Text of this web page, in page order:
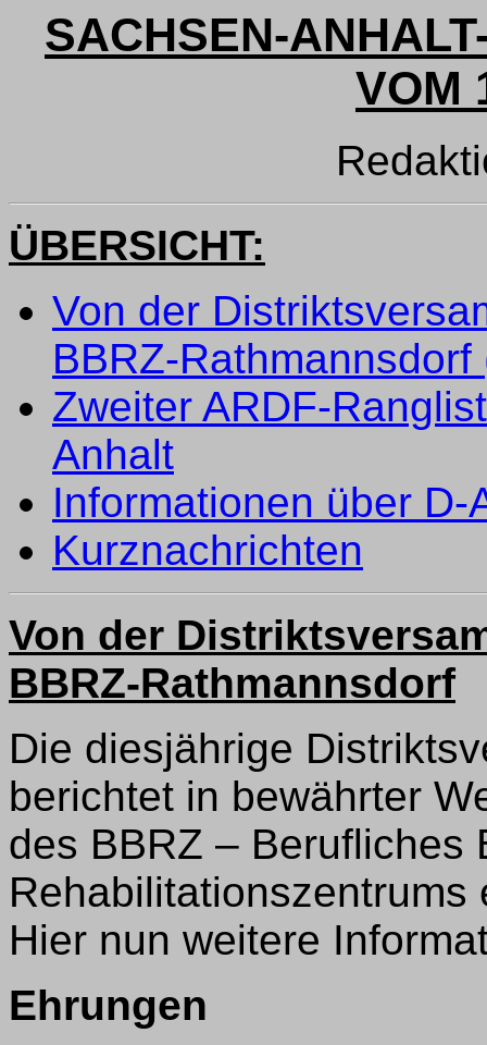
SACHSEN-
VOM
ÜBERSICHT:
Von der
BBRZ-
Zweiter ARDF-
Anhalt
Informationen über
Kurznachrichten
Von der
BBRZ-Rathmannsdorf
Die diesjährige
berichtet in bewährter
des BBRZ – Berufliches
Rehabilitationszentrums
Hier nun weitere
Ehrungen